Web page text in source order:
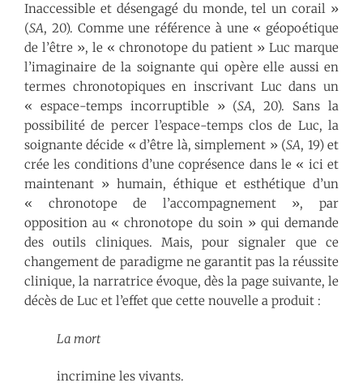
Inaccessible et désengagé du monde, tel un corail »
(SA, 20). Comme une référence à une « géopoétique
de l’être », le « chronotope du patient » Luc marque
l’imaginaire de la soignante qui opère elle aussi en
termes chronotopiques en inscrivant Luc dans un
« espace-temps incorruptible » (SA, 20). Sans la
possibilité de percer l’espace-temps clos de Luc, la
soignante décide « d’être là, simplement » (SA, 19) et
crée les conditions d’une coprésence dans le « ici et
maintenant » humain, éthique et esthétique d’un
« chronotope de l’accompagnement », par
opposition au « chronotope du soin » qui demande
des outils cliniques. Mais, pour signaler que ce
changement de paradigme ne garantit pas la réussite
clinique, la narratrice évoque, dès la page suivante, le
décès de Luc et l’effet que cette nouvelle a produit :
La mort
incrimine les vivants.